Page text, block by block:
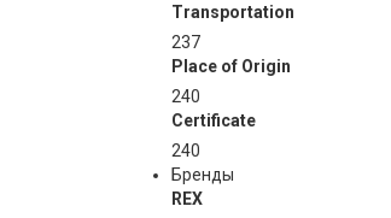
Transportation
237
Place of Origin
240
Certificate
240
Бренды
REX